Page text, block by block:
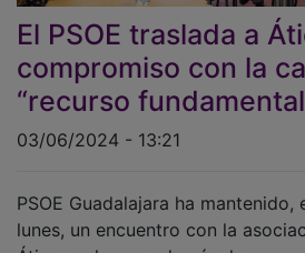
El PSOE traslada a
compromiso con la
“recurso
lunes, un encuentro con la
Ática, en la que además de